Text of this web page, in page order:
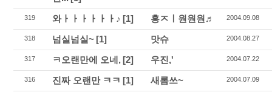
319 와ㅏㅏㅏㅏㅏㅏ♪ [1] 홍ㅈㅣ원원원♬ 2004.09.08
318 넘실넘실~ [1] 맛슈 2004.08.27
317 ㅋ오랜만에 오네, [2] 우진,' 2004.07.22
316 진짜 오랜만 ㅋㅋ [1] 새롬쓰~ 2004.07.09